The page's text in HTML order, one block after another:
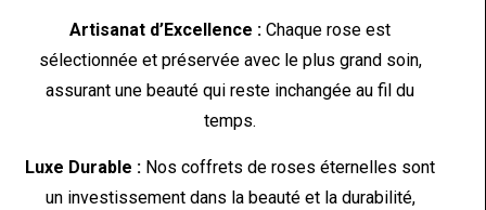
Artisanat d’Excellence : Chaque rose est
sélectionnée et préservée avec le plus grand soin,
assurant une beauté qui reste inchangée au fil du
temps.
Luxe Durable : Nos coffrets de roses éternelles sont
un investissement dans la beauté et la durabilité,